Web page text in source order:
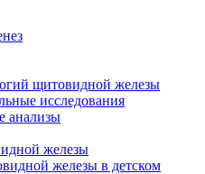
щитовидной железы
исследования
анализы
железы
железы в детском